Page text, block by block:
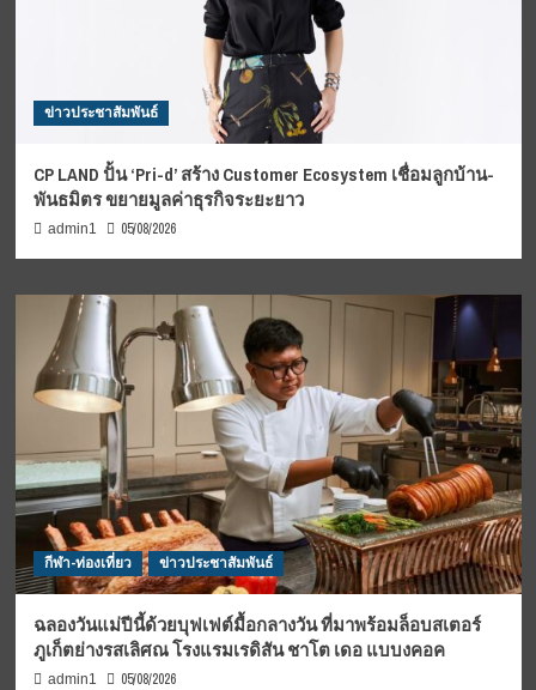
ข่าวประชาสัมพันธ์
CP LAND ปั้น ‘Pri-d’ สร้าง Customer Ecosystem เชื่อมลูกบ้าน-
พันธมิตร ขยายมูลค่าธุรกิจระยะยาว
admin1 05/08/2026
กีฬา-ท่องเที่ยว ข่าวประชาสัมพันธ์
ฉลองวันแม่ปีนี้ด้วยบุฟเฟต์มื้อกลางวัน ที่มาพร้อมล็อบสเตอร์
ภูเก็ตย่างรสเลิศณ โรงแรมเรดิสัน ชาโต เดอ แบบงคอค
admin1 05/08/2026